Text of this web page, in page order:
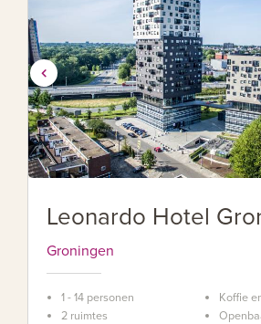
Leonardo Hotel
Groningen
1 - 14 personen
2 ruimtes
Koffie